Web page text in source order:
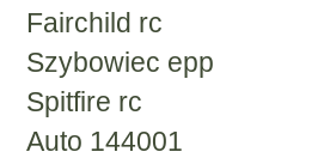
Fairchild rc
Szybowiec epp
Spitfire rc
Auto 144001